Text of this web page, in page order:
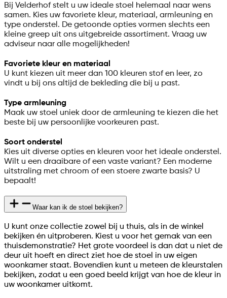
Bij Velderhof stelt u uw ideale stoel helemaal naar wens
samen. Kies uw favoriete kleur, materiaal, armleuning en
type onderstel. De getoonde opties vormen slechts een
kleine greep uit ons uitgebreide assortiment. Vraag uw
adviseur naar alle mogelijkheden!
Favoriete kleur en materiaal
U kunt kiezen uit meer dan 100 kleuren stof en leer, zo
vindt u bij ons altijd de bekleding die bij u past.
Type armleuning
Maak uw stoel uniek door de armleuning te kiezen die het
beste bij uw persoonlijke voorkeuren past.
Soort onderstel
Kies uit diverse opties en kleuren voor het ideale onderstel.
Wilt u een draaibare of een vaste variant? Een moderne
uitstraling met chroom of een stoere zwarte basis? U
bepaalt!
Waar kan ik de stoel bekijken?
U kunt onze collectie zowel bij u thuis, als in de winkel
bekijken én uitproberen. Kiest u voor het gemak van een
thuisdemonstratie? Het grote voordeel is dan dat u niet de
deur uit hoeft en direct ziet hoe de stoel in uw eigen
woonkamer staat. Bovendien kunt u meteen de kleurstalen
bekijken, zodat u een goed beeld krijgt van hoe de kleur in
uw woonkamer uitkomt.